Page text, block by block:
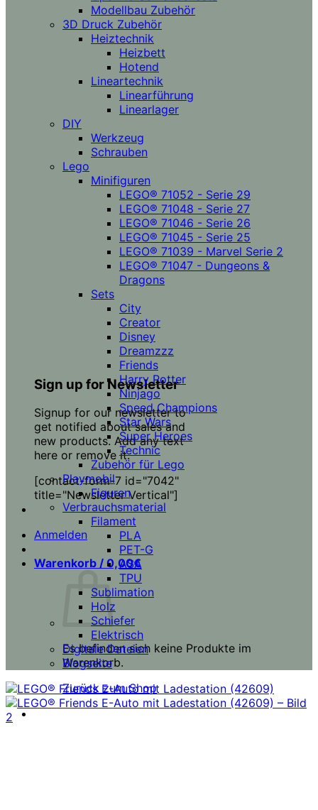
Sign up for Newsletter
Signup for our newsletter to
get notified about sales and
new products. Add any text
here or remove it.
[contact-form-7 id="7042"
title="Newsletter Vertical"]
Anmelden
Warenkorb / 0,00€
Es befinden sich keine Produkte im
Warenkorb.
Zurück zum Shop
Modellbau Zubehör
3D Druck Zubehör
Heiztechnik
Heizbett
Hotend
Lineartechnik
Linearführung
Linearlager
DIY
Werkzeug
Schrauben
Lego
Minifiguren
LEGO® 71052 - Serie 29
LEGO® 71048 - Serie 27
LEGO® 71046 - Serie 26
LEGO® 71045 - Serie 25
LEGO® 71039 - Marvel Serie 2
LEGO® 71047 - Dungeons &
Dragons
Sets
City
Creator
Disney
Dreamzzz
Friends
Harry Potter
Ninjago
Speed Champions
Star Wars
Super Heroes
Technic
Zubehör für Lego
Playmobil
Figuren
Verbrauchsmaterial
Filament
PLA
PET-G
ASA
TPU
Sublimation
Holz
Schiefer
Elektrisch
Digitale Dateien
Blogseite